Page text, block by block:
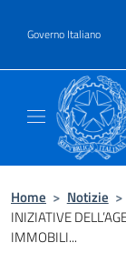
Governo Italiano
Home > Notizie >
INIZIATIVE
IMMOBILI...